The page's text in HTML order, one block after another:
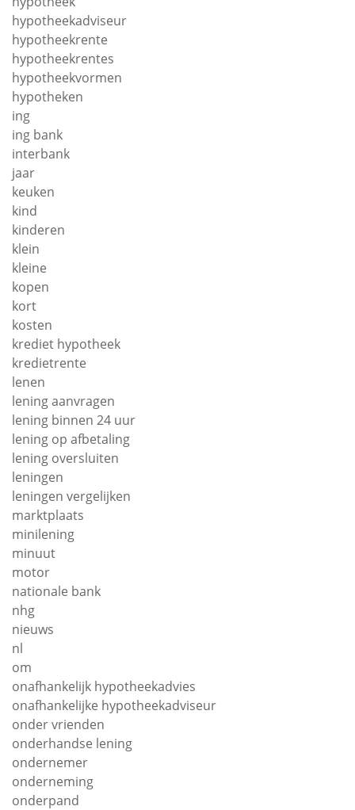
hypotheekadviseur
hypotheekrente
hypotheekrentes
hypotheekvormen
hypotheken
ing
ing bank
interbank
jaar
keuken
kind
kinderen
klein
kleine
kopen
kort
kosten
krediet hypotheek
kredietrente
lenen
lening aanvragen
lening binnen 24 uur
lening op afbetaling
lening oversluiten
leningen
leningen vergelijken
marktplaats
minilening
minuut
motor
nationale bank
nhg
nieuws
nl
om
onafhankelijk hypotheekadvies
onafhankelijke hypotheekadviseur
onder vrienden
onderhandse lening
ondernemer
onderneming
onderpand